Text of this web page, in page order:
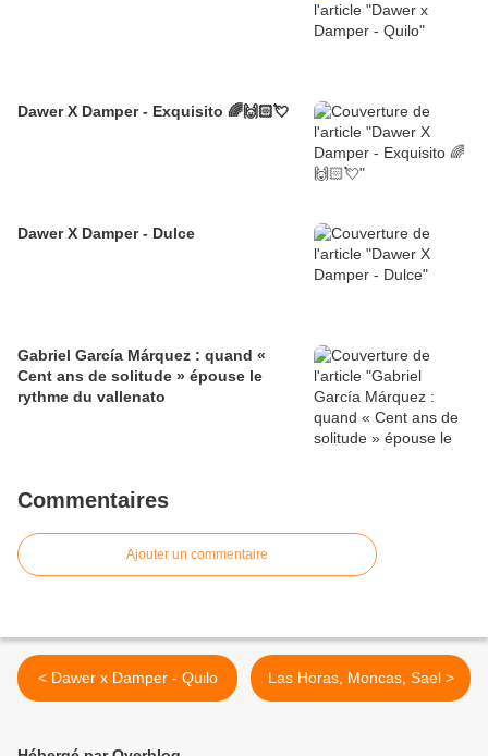
Dawer X Damper - Exquisito 🌈🙌🏻💘
Dawer X Damper - Dulce
Gabriel García Márquez : quand «
Cent ans de solitude » épouse le
rythme du vallenato
Commentaires
Ajouter un commentaire
< Dawer x Damper - Quilo Las Horas, Moncas, Sael >